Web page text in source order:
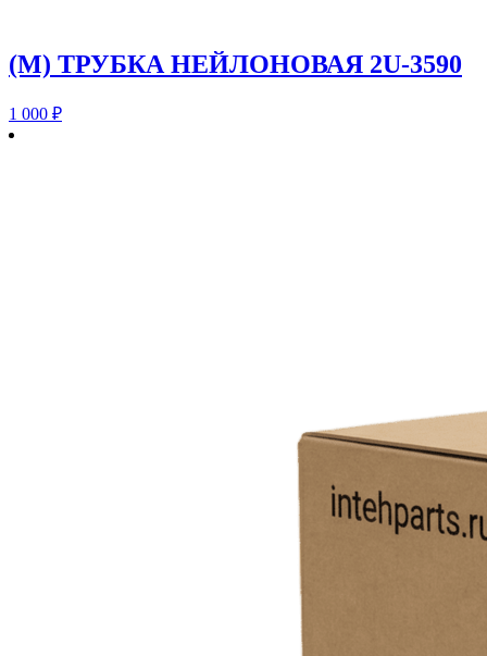
(M) ТРУБКА НЕЙЛОНОВАЯ 2U-3590
1 000 ₽